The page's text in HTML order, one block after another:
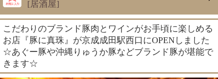
[居酒屋]
こだわりのブランド豚肉とワインがお手頃に楽しめる
お店『豚に真珠』が京成成田駅西口にOPENしました
☆あぐー豚や沖縄りゅうか豚などブランド豚が堪能で
きます☆